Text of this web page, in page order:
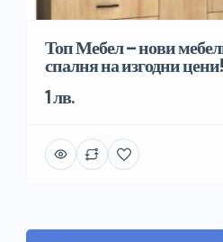
Топ Мебел – нови
спалня на изгодни цени!
1 лв.